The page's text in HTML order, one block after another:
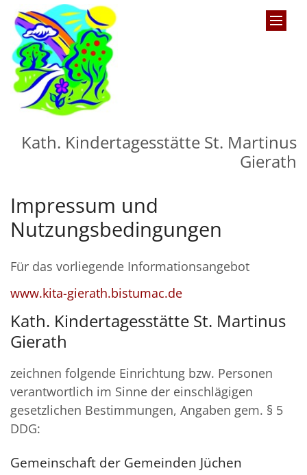
Zum Inhalt springen
Kath. Kindertagesstätte St. Martinus
Gierath
Impressum und
Nutzungsbedingungen
Für das vorliegende Informationsangebot
www.kita-gierath.bistumac.de
Kath. Kindertagesstätte St. Martinus
Gierath
zeichnen folgende Einrichtung bzw. Personen
verantwortlich im Sinne der einschlägigen
gesetzlichen Bestimmungen, Angaben gem. § 5
DDG:
Gemeinschaft der Gemeinden Jüchen